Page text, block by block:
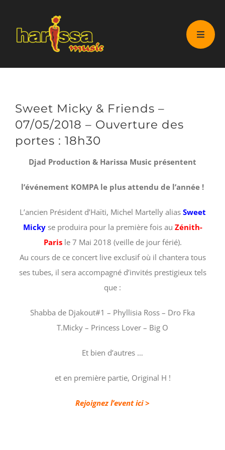
contenu
Sweet Micky & Friends – 07/05/2018 – Ouverture des
portes : 18h30
Sweet Micky & Friends –
07/05/2018 – Ouverture des
portes : 18h30
Djad Production & Harissa Music présentent
l’événement KOMPA le plus attendu de l’année !
L’ancien Président d’Haïti, Michel Martelly alias Sweet
Mickyse produira pour la première fois au Zénith-
Paris le 7 Mai 2018 (veille de jour férié).
Au cours de ce concert live exclusif où il chantera tous
ses tubes, il sera accompagné d’invités prestigieux tels
que :
Shabba de Djakout#1 – Phyllisia Ross – Dro Fka
T.Micky – Princess Lover – Big O
Et bien d’autres …
et en première partie, Original H !
Rejoignez l’event ici >